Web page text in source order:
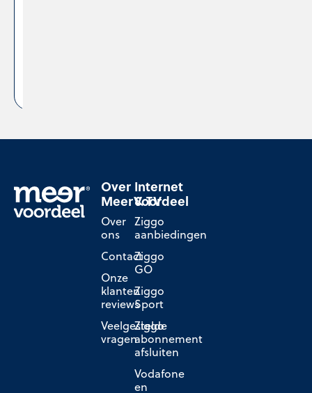
Over
MeerVoordeel
Over
ons
Contact
Onze
klanten
reviews
Veelgestelde
vragen
Internet
& TV
Ziggo
aanbiedingen
Ziggo
GO
Ziggo
Sport
Ziggo
abonnement
afsluiten
Vodafone
en